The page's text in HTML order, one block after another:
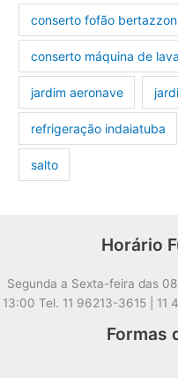
conserto fofão
conserto máquina de
jardim aeronave
refrigeração indaiatuba
salto
Horário
Segunda a Sexta-feira das
13:00 Tel. 11 96213-3615 |
Formas